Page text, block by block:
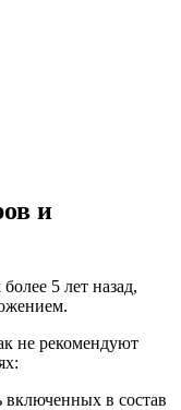
и
5 лет назад,
не рекомендуют
включенных в состав